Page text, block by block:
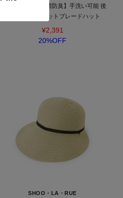
【UV/吸水速乾/抗菌防臭】手洗い可能 後
ろゴム入り フィットブレードハット
¥2,391
20%OFF
SHOO・LA・RUE